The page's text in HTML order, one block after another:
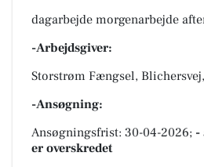
dagarbejde morgenarbejde
-Arbejdsgiver:
Storstrøm Fængsel,
-Ansøgning:
Ansøgningsfrist: 30-04-2026; -
er overskredet